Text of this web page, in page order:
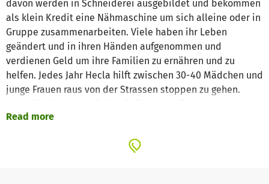
davon werden in Schneiderei ausgebildet und bekommen
als klein Kredit eine Nähmaschine um sich alleine oder in
Gruppe zusammenarbeiten. Viele haben ihr Leben
geändert und in ihren Händen aufgenommen und
verdienen Geld um ihre Familien zu ernähren und zu
helfen. Jedes Jahr Hecla hilft zwischen 30-40 Mädchen und
junge Frauen raus von der Strassen stoppen zu gehen.
Engagement für diese nachgeteiligten Mädchen und junge
diese Hilfsprojekt weiter durchzuführen. Das Projekt hat 2
Read more